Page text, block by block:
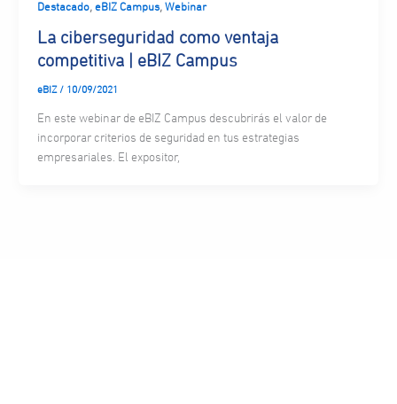
Destacado, eBIZ Campus, Webinar
La ciberseguridad como ventaja
competitiva | eBIZ Campus
eBIZ / 10/09/2021
En este webinar de eBIZ Campus descubrirás el valor de
incorporar criterios de seguridad en tus estrategias
empresariales. El expositor,